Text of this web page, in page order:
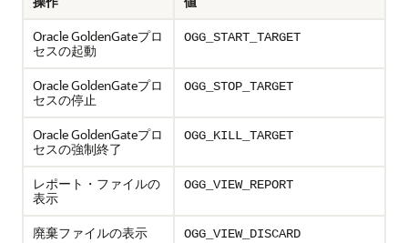
Oracle GoldenGateプロ
セスの起動
OGG_START_TARGET
Oracle GoldenGateプロ
セスの停止
OGG_STOP_TARGET
Oracle GoldenGateプロ
セスの強制終了
OGG_KILL_TARGET
レポート・ファイルの
表示
OGG_VIEW_REPORT
廃棄ファイルの表示 OGG_VIEW_DISCARD